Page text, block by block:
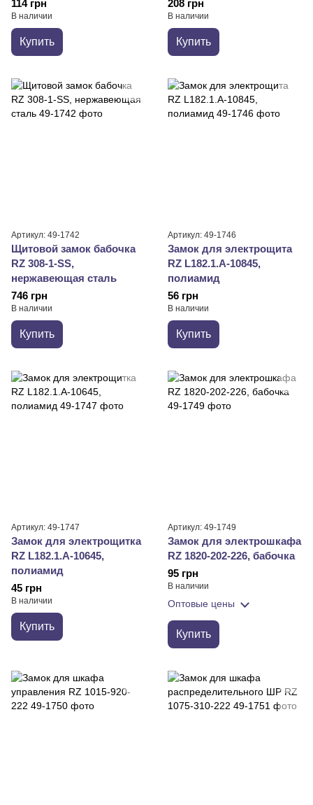
114 грн
В наличии
Купить
208 грн
В наличии
Купить
Артикул: 49-1742
Щитовой замок бабочка
RZ 308-1-SS,
нержавеющая сталь
746 грн
В наличии
Купить
Артикул: 49-1746
Замок для электрощита
RZ L182.1.A-10845,
полиамид
56 грн
В наличии
Купить
Артикул: 49-1747
Замок для электрощитка
RZ L182.1.A-10645,
полиамид
45 грн
В наличии
Купить
Артикул: 49-1749
Замок для электрошкафа
RZ 1820-202-226, бабочка
95 грн
В наличии
Оптовые цены
Купить